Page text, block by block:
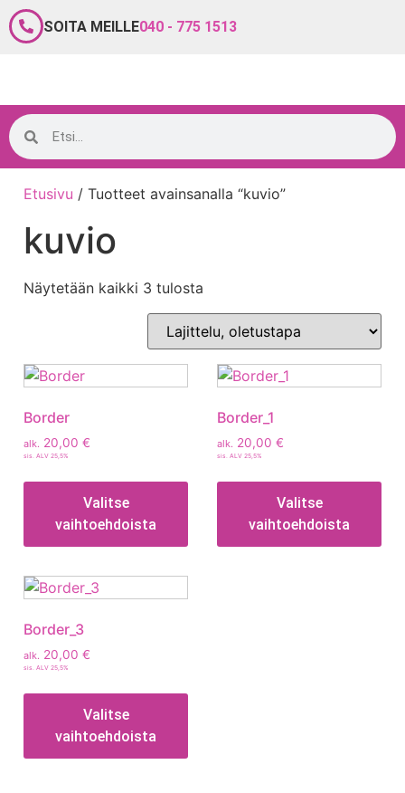
SOITA MEILLE040 - 775 1513
Etusivu / Tuotteet avainsanalla “kuvio”
kuvio
Näytetään kaikki 3 tulosta
Border
alk. 20,00 €
sis. ALV 25,5%
Valitse
vaihtoehdoista
Border_1
alk. 20,00 €
sis. ALV 25,5%
Valitse
vaihtoehdoista
Border_3
alk. 20,00 €
sis. ALV 25,5%
Valitse
vaihtoehdoista